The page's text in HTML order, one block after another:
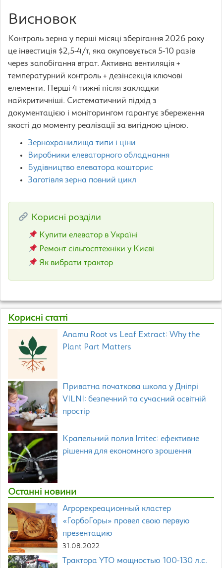
Висновок
Контроль зерна у перші місяці зберігання 2026 року
це інвестиція $2,5-4/т, яка окуповується 5-10 разів
через запобігання втрат. Активна вентиляція +
температурний контроль + дезінсекція ключові
елементи. Перші 4 тижні після закладки
найкритичніші. Систематичний підхід з
документацією і моніторингом гарантує збереження
якості до моменту реалізації за вигідною ціною.
Зернохранилища типи і ціни
Виробники елеваторного обладнання
Будівництво елеватора кошторис
Заготівля зерна повний цикл
Корисні розділи
Купити елеватор в Україні
Ремонт сільгосптехніки у Києві
Як вибрати трактор
Корисні статті
Anamu Root vs Leaf Extract: Why the
Plant Part Matters
Приватна початкова школа у Дніпрі
VILNI: безпечний та сучасний освітній
простір
Крапельний полив Irritec: ефективне
рішення для економного зрошення
Останні новини
Агрорекреационный кластер
«ГорбоГоры» провел свою первую
презентацию
31.08.2022
Трактора YTO мощностью 100-130 л.с.